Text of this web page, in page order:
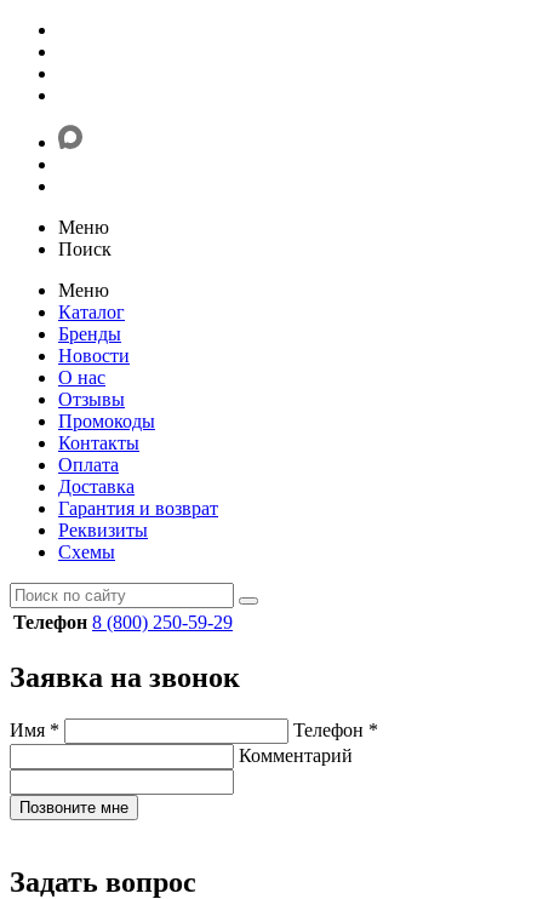
Меню
Поиск
Меню
Каталог
Бренды
Новости
О нас
Отзывы
Промокоды
Контакты
Оплата
Доставка
Гарантия и возврат
Реквизиты
Схемы
Телефон 8 (800) 250-59-29
Заявка на звонок
Имя * Телефон *
Комментарий
Позвоните мне
Задать вопрос